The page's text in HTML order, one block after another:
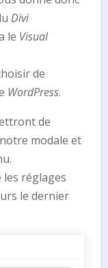
Divi
le Visual
de
WordPress.
de
modale et
les réglages
le dernier